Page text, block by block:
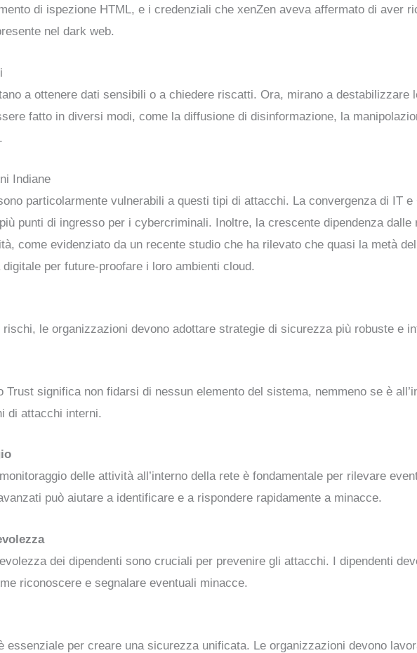
di ispezione HTML, e i credenziali che xenZen aveva affermato di aver
nel dark web.
a ottenere dati sensibili o a chiedere riscatti. Ora, mirano a destabilizzare
fatto in diversi modi, come la diffusione di disinformazione, la
Indiane
particolarmente vulnerabili a questi tipi di attacchi. La convergenza di IT
punti di ingresso per i cybercriminali. Inoltre, la crescente dipendenza
come evidenziato da un recente studio che ha rilevato che quasi la metà
per future-proofare i loro ambienti cloud.
le organizzazioni devono adottare strategie di sicurezza più robuste e
Trust significa non fidarsi di nessun elemento del sistema, nemmeno se è
di attacchi interni.
delle attività all’interno della rete è fondamentale per rilevare
può aiutare a identificare e a rispondere rapidamente a minacce.
dei dipendenti sono cruciali per prevenire gli attacchi. I dipendenti
riconoscere e segnalare eventuali minacce.
essenziale per creare una sicurezza unificata. Le organizzazioni devono